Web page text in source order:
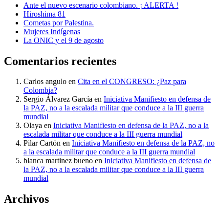
Ante el nuevo escenario colombiano. ¡ ALERTA !
Hiroshima 81
Cometas por Palestina.
Mujeres Indígenas
La ONIC y el 9 de agosto
Comentarios recientes
Carlos angulo en Cita en el CONGRESO: ¿Paz para
Colombia?
Sergio Álvarez García en Iniciativa Manifiesto en defensa de
la PAZ, no a la escalada militar que conduce a la III guerra
mundial
Olaya en Iniciativa Manifiesto en defensa de la PAZ, no a la
escalada militar que conduce a la III guerra mundial
Pilar Cartón en Iniciativa Manifiesto en defensa de la PAZ, no
a la escalada militar que conduce a la III guerra mundial
blanca martinez bueno en Iniciativa Manifiesto en defensa de
la PAZ, no a la escalada militar que conduce a la III guerra
mundial
Archivos